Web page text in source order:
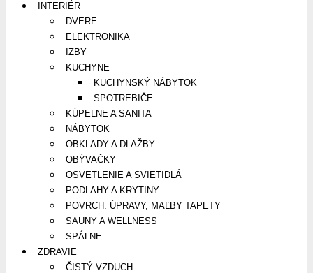
INTERIÉR
DVERE
ELEKTRONIKA
IZBY
KUCHYNE
KUCHYNSKÝ NÁBYTOK
SPOTREBIČE
KÚPELNE A SANITA
NÁBYTOK
OBKLADY A DLAŽBY
OBÝVAČKY
OSVETLENIE A SVIETIDLÁ
PODLAHY A KRYTINY
POVRCH. ÚPRAVY, MAĽBY TAPETY
SAUNY A WELLNESS
SPÁLNE
ZDRAVIE
ČISTÝ VZDUCH